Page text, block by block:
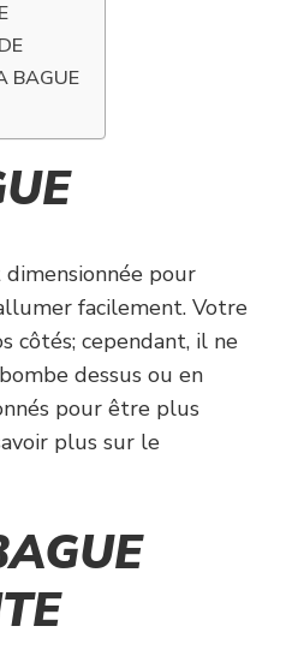
BAGUE
pour
facilement. Votre
côtés; cependant, il ne
dessus ou en
pour être plus
plus sur le